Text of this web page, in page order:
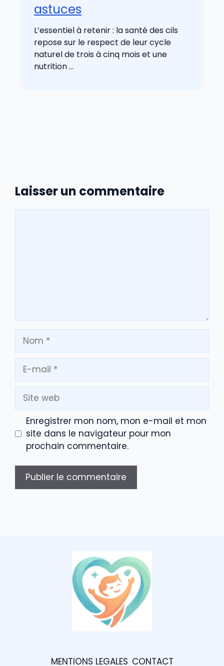
astuces
L’essentiel à retenir : la santé des cils
repose sur le respect de leur cycle
naturel de trois à cinq mois et une
nutrition ...
Laisser un commentaire
Nom
mail
Site
web
Enregistrer mon nom, mon e-mail et mon
site dans le navigateur pour mon
prochain commentaire.
MENTIONS LEGALES CONTACT